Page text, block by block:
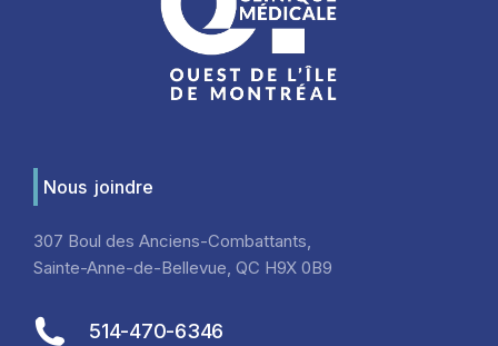
Nous joindre
307 Boul des Anciens-Combattants,
Sainte-Anne-de-Bellevue, QC H9X 0B9
514-470-6346